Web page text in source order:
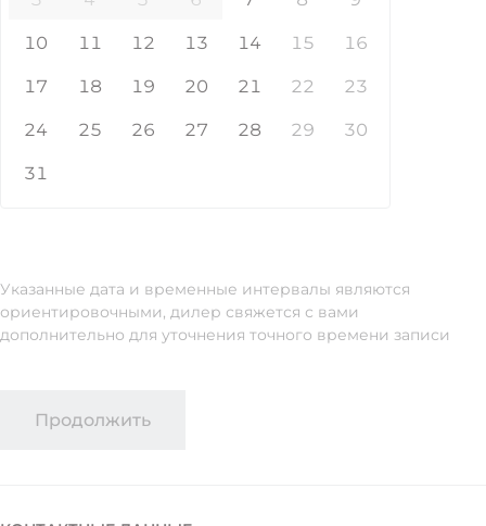
10 11 12 13 14 15 16
17 18 19 20 21 22 23
24 25 26 27 28 29 30
31
Указанные дата и временные интервалы являются
ориентировочными, дилер свяжется с вами
дополнительно для уточнения точного времени записи
Продолжить